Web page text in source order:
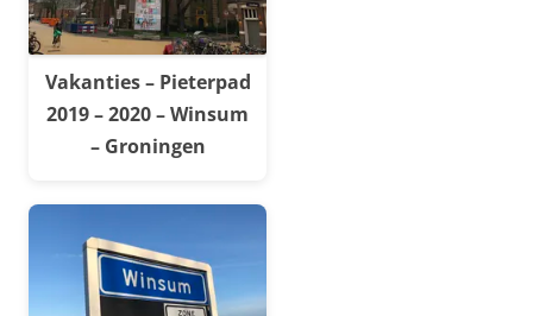
Vakanties – Pieterpad
2019 – 2020 – Winsum
– Groningen